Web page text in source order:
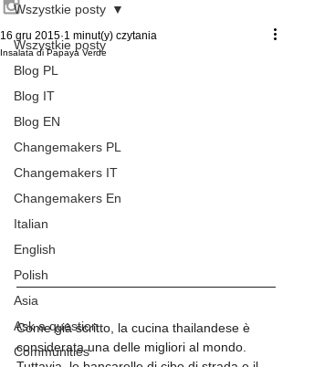
Wszystkie posty
Blog PL
Blog IT
Blog EN
Changemakers PL
Changemakers IT
Changemakers En
Italian
English
Polish
Asia
Ask a question
Communities
Wszystkie posty
Insalata di Papaya Verde
16 gru 2015 1 minut(y) czytania
Come già scritto, la cucina thailandese è
considerata una delle migliori al mondo.